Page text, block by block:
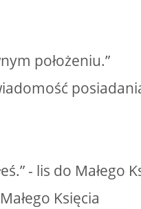
położeniu.”
- lis do Małego
Księcia